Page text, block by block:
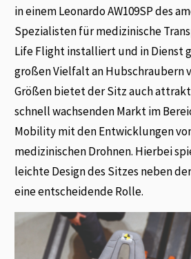
in einem Leonardo AW109SP des
Spezialisten für medizinische
Life Flight installiert und in Dienst
großen Vielfalt an Hubschraubern
Größen bietet der Sitz auch
schnell wachsenden Markt im
Mobility mit den Entwicklungen
medizinischen Drohnen. Hierbei
leichte Design des Sitzes neben
eine entscheidende Rolle.